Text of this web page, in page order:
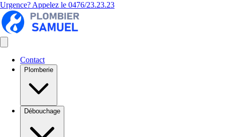
Urgence? Appelez le 0476/23.23.23
Contact
Plomberie
Débouchage